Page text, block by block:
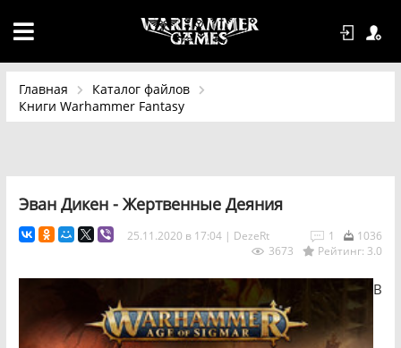
Главная
Каталог файлов
Книги Warhammer Fantasy
Эван Дикен - Жертвенные Деяния
25.11.2020 в 17:04| DezeRt 1036
1
Рейтинг: 3.0
3673
В